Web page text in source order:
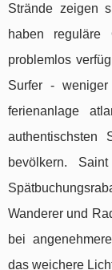
Strände zeigen
haben reguläre
problemlos
Surfer -
ferienanlage
authentischsten
bevölkern.
Wanderer und
bei
das weichere